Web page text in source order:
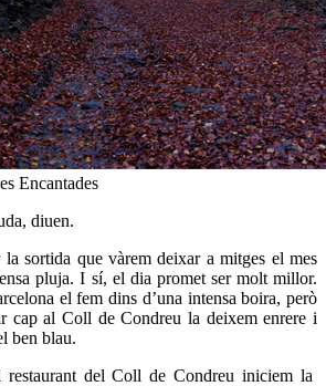
Encantades
diuen.
sortida que vàrem deixar a mitges el mes
pluja. I sí, el dia promet ser molt millor.
el fem dins d’una intensa boira, però
cap al Coll de Condreu la deixem enrere i
ben blau.
restaurant del Coll de Condreu iniciem la